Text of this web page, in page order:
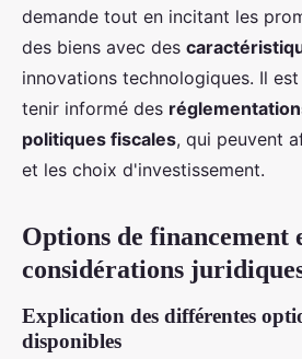
demande tout en incitant les
des biens avec des
innovations technologiques. Il
tenir informé des
politiques fiscales, qui peuvent
et les choix d'investissement.
Options de financement
considérations
Explication des différentes
disponibles